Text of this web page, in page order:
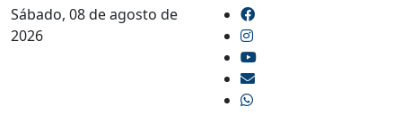
Sábado, 08 de agosto de
2026